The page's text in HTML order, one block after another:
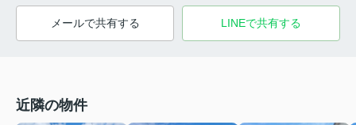
メールで共有する LINEで共有する
近隣の物件